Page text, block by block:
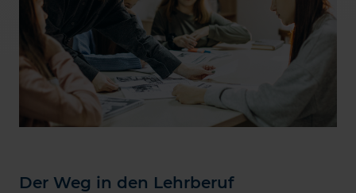
Der Weg in den Lehrberuf